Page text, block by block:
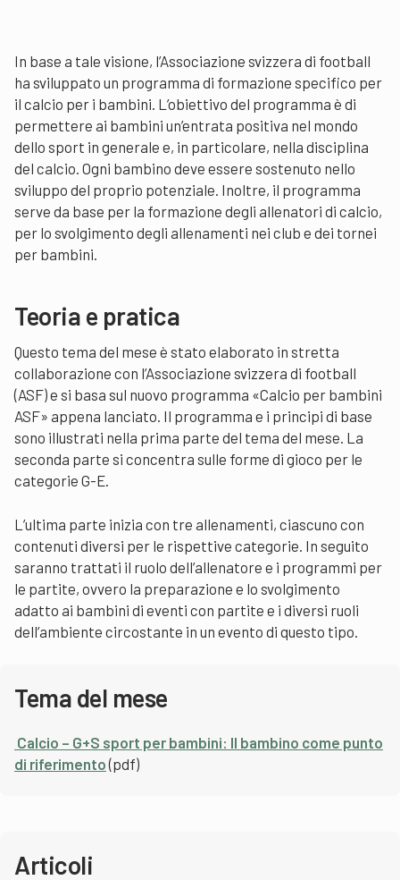
In base a tale visione, l’Associazione svizzera di football
ha sviluppato un programma di formazione specifico per
il calcio per i bambini. L’obiettivo del programma è di
permettere ai bambini un’entrata positiva nel mondo
dello sport in generale e, in particolare, nella disciplina
del calcio. Ogni bambino deve essere sostenuto nello
sviluppo del proprio potenziale. Inoltre, il programma
serve da base per la formazione degli allenatori di calcio,
per lo svolgimento degli allenamenti nei club e dei tornei
per bambini.
Teoria e pratica
Questo tema del mese è stato elaborato in stretta
collaborazione con l’Associazione svizzera di football
(ASF) e si basa sul nuovo programma «Calcio per bambini
ASF» appena lanciato. Il programma e i principi di base
sono illustrati nella prima parte del tema del mese. La
seconda parte si concentra sulle forme di gioco per le
categorie G-E.
L’ultima parte inizia con tre allenamenti, ciascuno con
contenuti diversi per le rispettive categorie. In seguito
saranno trattati il ruolo dell’allenatore e i programmi per
le partite, ovvero la preparazione e lo svolgimento
adatto ai bambini di eventi con partite e i diversi ruoli
dell’ambiente circostante in un evento di questo tipo.
Tema del mese
Calcio – G+S sport per bambini: Il bambino come punto
di riferimento(pdf)
Articoli